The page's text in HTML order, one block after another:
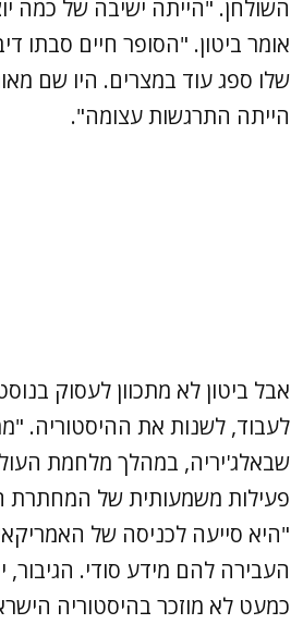
השולחן. "הייתה ישיבה של כמה
אומר ביטון. "הסופר חיים סבתו
שלו ספג עוד במצרים. היו שם
הייתה התרגשות עצומה".
אבל ביטון לא מתכוון לעסוק
לעבוד, לשנות את ההיסטוריה.
שבאלג'יריה, במהלך מלחמת
פעילות משמעותית של המחתרת
"היא סייעה לכניסה של
העבירה להם מידע סודי. הגיבור,
כמעט לא מוזכר בהיסטוריה